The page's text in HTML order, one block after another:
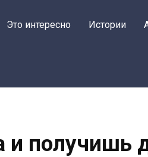
Это интересно Истории
и получишь